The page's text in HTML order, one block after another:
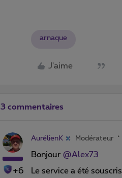
arnaque
J'aime
3 commentaires
+6
AurélienK Modérateur
Bonjour @Alex73
Le service a été